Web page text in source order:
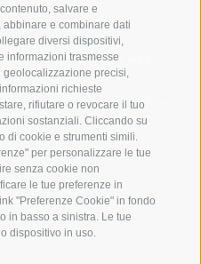
salvare e
e combinare dati
diversi dispositivi,
informazioni trasmesse
precisi,
richieste
rifiutare o revocare il tuo
sostanziali. Cliccando su
di cookie e strumenti simili.
per personalizzare le tue
senza cookie non
le tue preferenze in
"Preferenze Cookie" in fondo
in basso a sinistra. Le tue
dispositivo in uso.
BIKE
FONDO
ACQUA DA